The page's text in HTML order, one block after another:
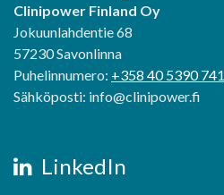
LinkedIn
Clinipower Finland Oy
Jokuunlahdentie 68
57230 Savonlinna
Puhelinnumero: +358 40 5390 741
Sähköposti: info@clinipower.fi